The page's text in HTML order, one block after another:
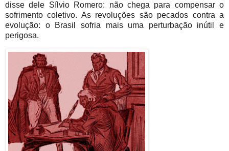
disse dele Sílvio Romero: não chega para compensar o
sofrimento coletivo. As revoluções são pecados contra a
evolução: o Brasil sofria mais uma perturbação inútil e
perigosa.